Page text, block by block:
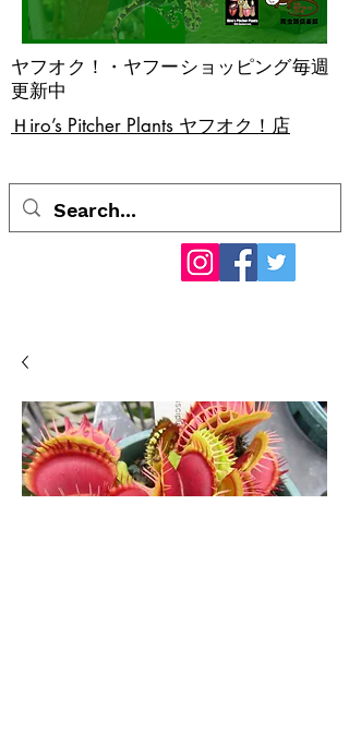
​Ｈiro’s Pitcher Plants ヤフオク！店
ヤフオク！・ヤフーショッピング毎週
更新中